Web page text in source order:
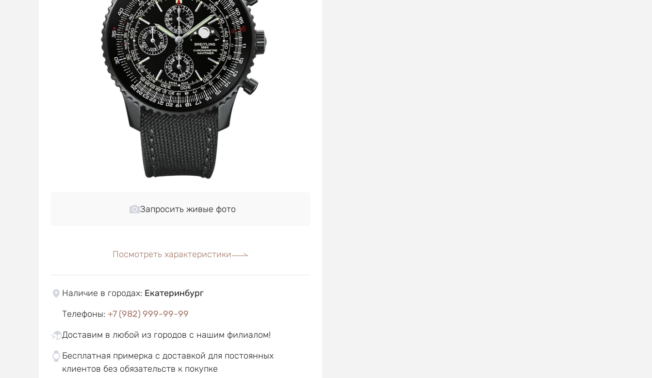
Запросить живые фото
Посмотреть характеристики
Наличие в городах: Екатеринбург
Телефоны: +7 (982) 999-99-99
Доставим в любой из городов с нашим филиалом!
Бесплатная примерка с доставкой для постоянных
клиентов без обязательств к покупке